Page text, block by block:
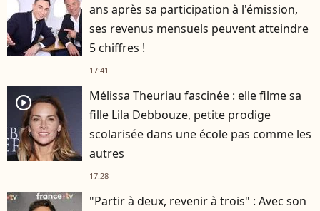
ans après sa participation à l'émission,
ses revenus mensuels peuvent atteindre
5 chiffres !
17:41
player2
Mélissa Theuriau fascinée : elle filme sa
fille Lila Debbouze, petite prodige
scolarisée dans une école pas comme les
autres
17:28
"Partir à deux, revenir à trois" : Avec son